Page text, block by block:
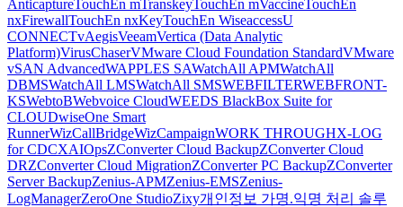
AnticaptureTouchEn mTranskeyTouchEn mVaccineTouchEn
nxFirewallTouchEn nxKeyTouchEn WiseaccessU
CONNECTvAegisVeeamVertica (Data Analytic
Platform)VirusChaserVMware Cloud Foundation StandardVMware
vSAN AdvancedWAPPLES SAWatchAll APMWatchAll
DBMSWatchAll LMSWatchAll SMSWEBFILTERWEBFRONT-
KSWebtoBWebvoice CloudWEEDS BlackBox Suite for
CLOUDwiseOne Smart
RunnerWizCallBridgeWizCampaignWORK THROUGHX-LOG
for CDCXAIOpsZConverter Cloud BackupZConverter Cloud
DRZConverter Cloud MigrationZConverter PC BackupZConverter
Server BackupZenius-APMZenius-EMSZenius-
LogManagerZeroOne StudioZixy개인정보 가명.익명 처리 솔루